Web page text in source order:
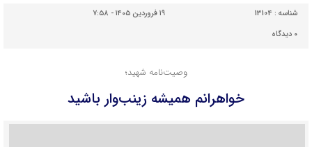
شناسه : 13104
۱۹ فروردین ۱۴۰۵ - ۷:۵۸
۰ دیدگاه
وصیت‌نامه شهید؛
خواهرانم همیشه زینب‌وار باشید